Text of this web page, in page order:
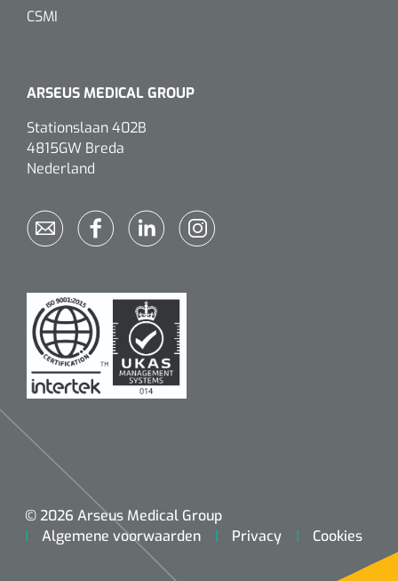
CSMI
ARSEUS MEDICAL GROUP
Stationslaan 402B
4815GW Breda
Nederland
© 2026 Arseus Medical Group
Algemene voorwaarden
Privacy Cookies